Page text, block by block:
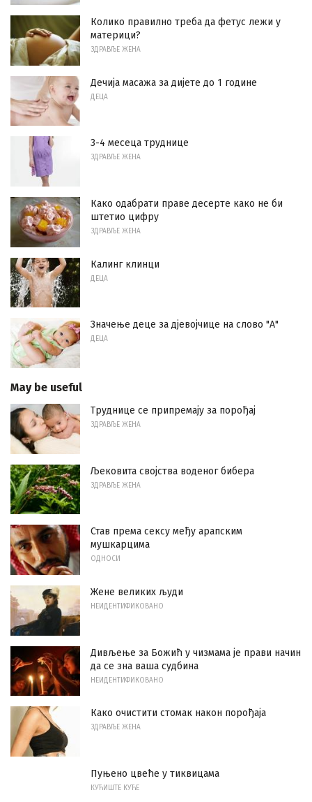
Колико правилно треба да фетус лежи у
материци?
ЗДРАВЉЕ ЖЕНА
Дечија масажа за дијете до 1 године
ДЕЦА
3-4 месеца труднице
ЗДРАВЉЕ ЖЕНА
Како одабрати праве десерте како не би
штетио цифру
ЗДРАВЉЕ ЖЕНА
Калинг клинци
ДЕЦА
Значење деце за дјевојчице на слово "А"
ДЕЦА
May be useful
Труднице се припремају за порођај
ЗДРАВЉЕ ЖЕНА
Љековита својства воденог бибера
ЗДРАВЉЕ ЖЕНА
Став према сексу међу арапским
мушкарцима
ОДНОСИ
Жене великих људи
НЕИДЕНТИФИКОВАНО
Дивљење за Божић у чизмама је прави начин
да се зна ваша судбина
НЕИДЕНТИФИКОВАНО
Како очистити стомак након порођаја
ЗДРАВЉЕ ЖЕНА
Пуњено цвеће у тиквицама
КУЋИШТЕ КУЋЕ